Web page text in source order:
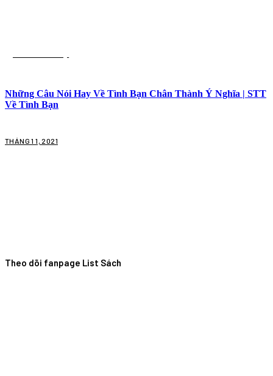
Những Câu Nói Hay Về Tình Bạn Chân Thành Ý Nghĩa | STT
Về Tình Bạn
THÁNG 1 1, 2021
Theo dõi fanpage List Sách